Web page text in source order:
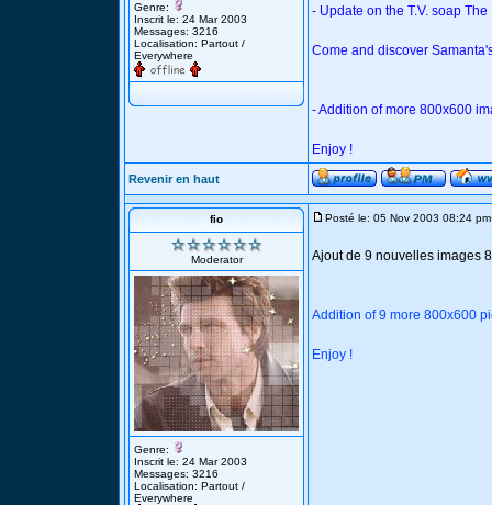
Genre:
Inscrit le: 24 Mar 2003
Messages: 3216
Localisation: Partout /
Everywhere
- Update on the T.V. soap
Come and discover
- Addition of more 800x600
Enjoy !
Revenir en haut
fio
Moderator
Genre:
Inscrit le: 24 Mar 2003
Messages: 3216
Localisation: Partout /
Everywhere
Posté le: 05 Nov 2003 08:24 pm
Ajout de 9 nouvelles images
Addition of 9 more 800x600
Enjoy !